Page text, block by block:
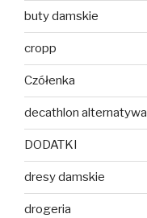
buty damskie
cropp
Czółenka
decathlon alternatywa
DODATKI
dresy damskie
drogeria